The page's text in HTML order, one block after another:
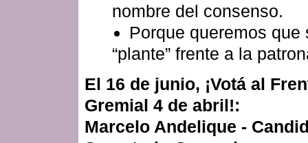
nombre del consenso.
Porque queremos que
“plante” frente a la
El 16 de junio, ¡Votá al
Gremial 4 de abril!:
Marcelo Andelique -